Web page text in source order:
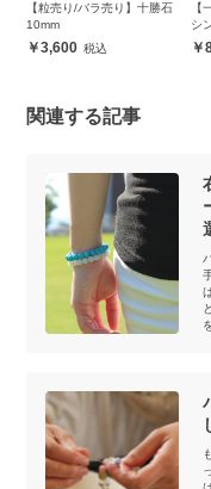
【粒売り/バラ売り】十勝石
10mm
3,600
【
シ
関連する記事